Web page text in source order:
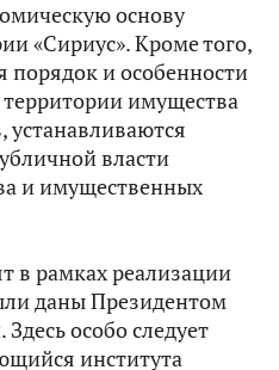
основу
«Сириус». Кроме того,
порядок и особенности
имущества
власти
и имущественных
в рамках реализации
даны Президентом
особо следует
института